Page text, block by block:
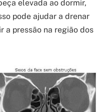
elevada ao dormir,
pode ajudar a drenar
a pressão na região dos